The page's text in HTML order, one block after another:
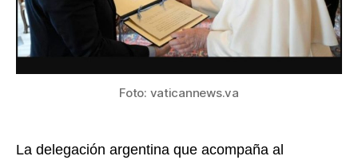
Foto: vaticannews.va
La delegación argentina que acompaña al